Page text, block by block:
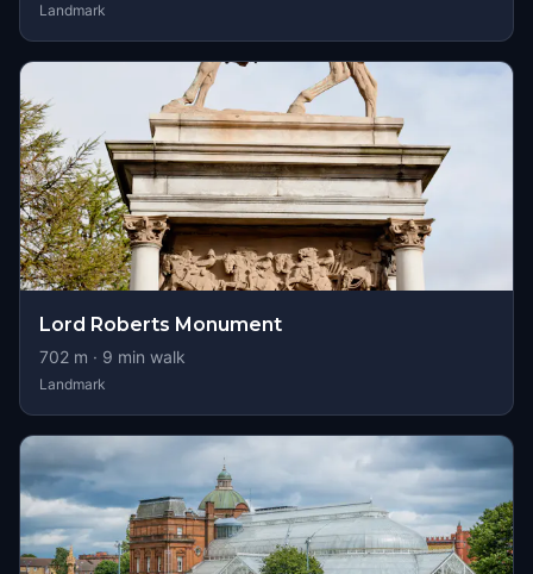
Landmark
Lord Roberts Monument
702 m · 9 min walk
Landmark